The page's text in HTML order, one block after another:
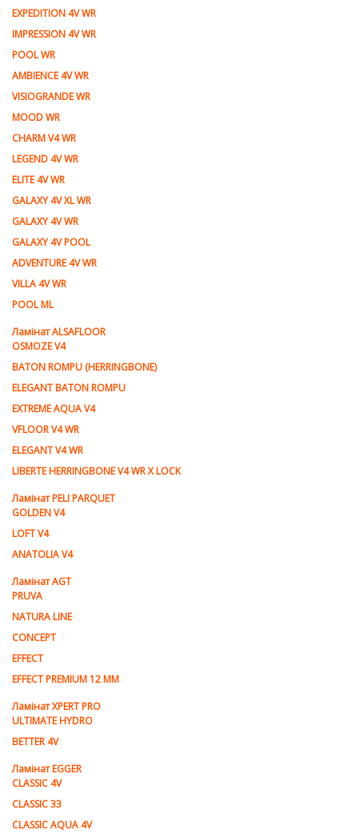
EXPEDITION 4V WR
IMPRESSION 4V WR
POOL WR
AMBIENCE 4V WR
VISIOGRANDE WR
MOOD WR
CHARM V4 WR
LEGEND 4V WR
ELITE 4V WR
GALAXY 4V XL WR
GALAXY 4V WR
GALAXY 4V POOL
ADVENTURE 4V WR
VILLA 4V WR
POOL ML
Ламiнат ALSAFLOOR
OSMOZE V4
BATON ROMPU (HERRINGBONE)
ELEGANT BATON ROMPU
EXTREME AQUA V4
VFLOOR V4 WR
ELEGANT V4 WR
LIBERTE HERRINGBONE V4 WR X LOCK
Ламiнат PELI PARQUET
GOLDEN V4
LOFT V4
ANATOLIA V4
Ламiнат AGT
PRUVA
NATURA LINE
CONCEPT
EFFECT
EFFECT PREMIUM 12 MM
Ламінат XPERT PRO
ULTIMATE HYDRO
BETTER 4V
Ламiнат EGGER
CLASSIC 4V
CLASSIC 33
CLASSIC AQUA 4V